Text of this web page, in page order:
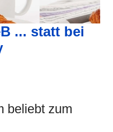
... statt bei
beliebt zum